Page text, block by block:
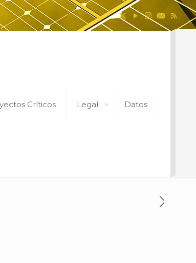
Críticos Legal Datos